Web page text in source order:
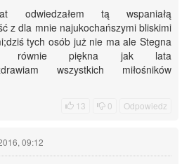
odwiedzałem tą wspaniałą
z dla mnie najukochańszymi bliskimi
tych osób już nie ma ale Stegna
równie piękna jak lata
wszystkich miłośników
13 0 Odpowiedz
09:12